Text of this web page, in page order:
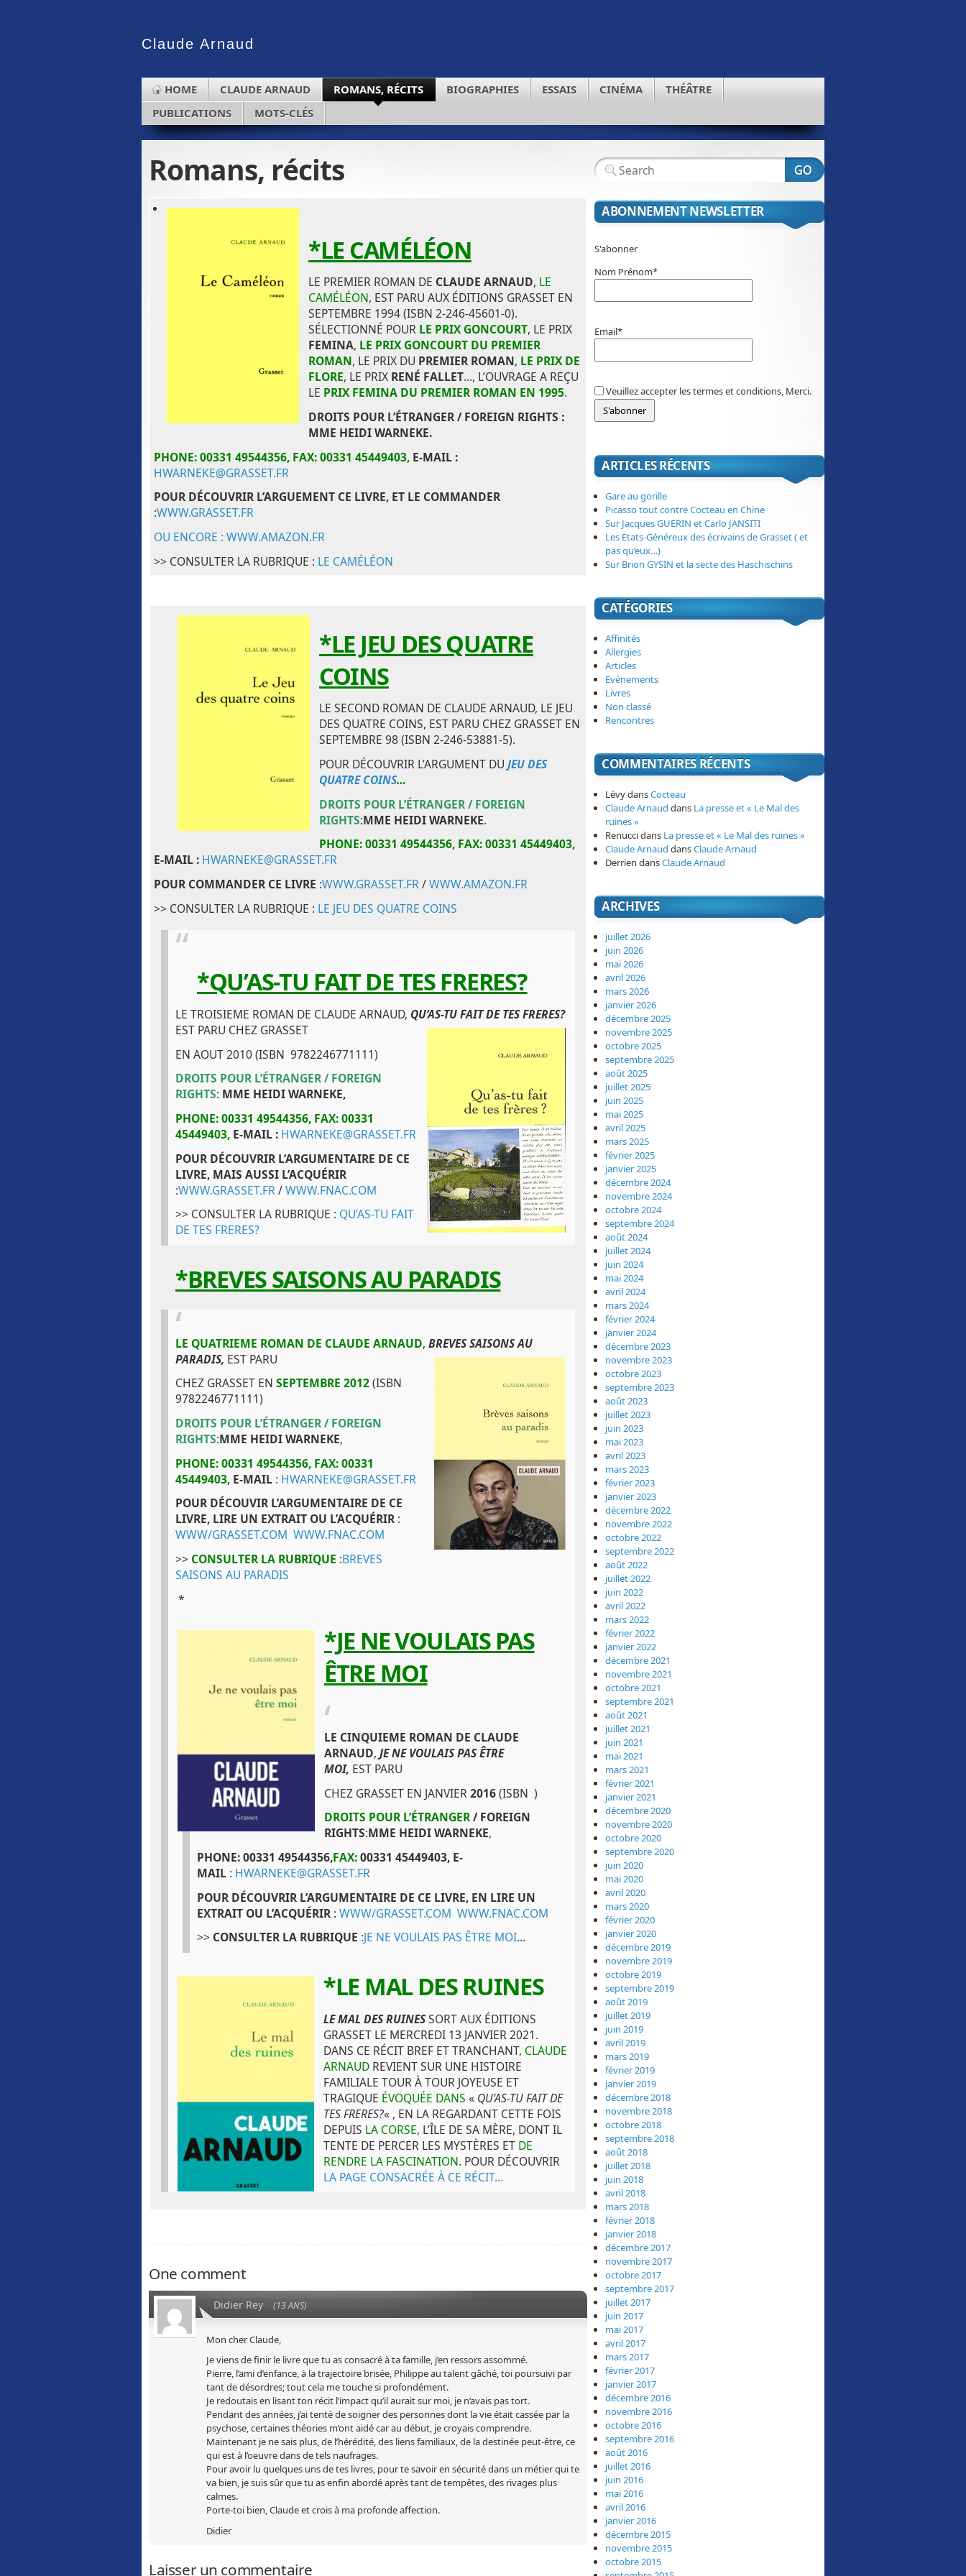
Claude Arnaud
HOME CLAUDE ARNAUD ROMANS, RÉCITS BIOGRAPHIES ESSAIS CINÉMA
THÉÂTRE
PUBLICATIONS
MOTS-CLÉS
Romans, récits
*LE CAMÉLÉON
LE PREMIER ROMAN DE CLAUDE ARNAUD, LE
CAMÉLÉON, EST PARU AUX ÉDITIONS GRASSET EN
SEPTEMBRE 1994 (ISBN 2-246-45601-0).
SÉLECTIONNÉ POUR LE PRIX GONCOURT, LE PRIX
FEMINA, LE PRIX GONCOURT DU PREMIER
ROMAN, LE PRIX DU PREMIER ROMAN, LE PRIX DE
FLORE, LE PRIX RENÉ FALLET…, L’OUVRAGE A REÇU
LE PRIX FEMINA DU PREMIER ROMAN EN 1995.
DROITS POUR L’ÉTRANGER / FOREIGN RIGHTS :
MME HEIDI WARNEKE.
PHONE: 00331 49544356, FAX: 00331 45449403, E-MAIL :
HWARNEKE@GRASSET.FR
POUR DÉCOUVRIR L’ARGUEMENT CE LIVRE, ET LE COMMANDER
:WWW.GRASSET.FR
OU ENCORE : WWW.AMAZON.FR
>> CONSULTER LA RUBRIQUE : LE CAMÉLÉON
*LE JEU DES QUATRE
COINS
LE SECOND ROMAN DE CLAUDE ARNAUD, LE JEU
DES QUATRE COINS, EST PARU CHEZ GRASSET EN
SEPTEMBRE 98 (ISBN 2-246-53881-5).
POUR DÉCOUVRIR L’ARGUMENT DU JEU DES
QUATRE COINS…
DROITS POUR L’ÉTRANGER / FOREIGN
RIGHTS:MME HEIDI WARNEKE.
PHONE: 00331 49544356, FAX: 00331 45449403,
E-MAIL : HWARNEKE@GRASSET.FR
POUR COMMANDER CE LIVRE :WWW.GRASSET.FR/WWW.AMAZON.FR
>> CONSULTER LA RUBRIQUE : LE JEU DES QUATRE COINS
*QU’AS-TU FAIT DE TES FRERES?
LE TROISIEME ROMAN DE CLAUDE ARNAUD, QU’AS-TU FAIT DE TES FRERES?
EST PARU CHEZ GRASSET
EN AOUT 2010 (ISBN 9782246771111)
DROITS POUR L’ÉTRANGER / FOREIGN
RIGHTS: MME HEIDI WARNEKE,
PHONE: 00331 49544356, FAX: 00331
45449403, E-MAIL : HWARNEKE@GRASSET.FR
POUR DÉCOUVRIR L’ARGUMENTAIRE DE CE
LIVRE, MAIS AUSSI L’ACQUÉRIR
:WWW.GRASSET.FR/WWW.FNAC.COM
>> CONSULTER LA RUBRIQUE : QU’AS-TU FAIT
DE TES FRERES?
*BREVES SAISONS AU PARADIS
LE QUATRIEME ROMAN DE CLAUDE ARNAUD, BREVES SAISONS AU
PARADIS, EST PARU
CHEZ GRASSET EN SEPTEMBRE 2012(ISBN
9782246771111)
DROITS POUR L’ÉTRANGER / FOREIGN
RIGHTS:MME HEIDI WARNEKE,
PHONE: 00331 49544356, FAX: 00331
45449403, E-MAIL : HWARNEKE@GRASSET.FR
POUR DÉCOUVIR L’ARGUMENTAIRE DE CE
LIVRE, LIRE UN EXTRAIT OU L’ACQUÉRIR :
WWW/GRASSET.COM WWW.FNAC.COM
>> CONSULTER LA RUBRIQUE :BREVES
SAISONS AU PARADIS
*
*JE NE VOULAIS PAS
ÊTRE MOI
LE CINQUIEME ROMAN DE CLAUDE
ARNAUD, JE NE VOULAIS PAS ÊTRE
MOI, EST PARU
CHEZ GRASSET EN JANVIER2016(ISBN )
DROITS POUR L’ÉTRANGER/ FOREIGN
RIGHTS:MME HEIDI WARNEKE,
PHONE: 00331 49544356,FAX:00331 45449403, E-
MAIL : HWARNEKE@GRASSET.FR
POUR DÉCOUVRIR L’ARGUMENTAIRE DE CE LIVRE, EN LIRE UN
EXTRAIT OU L’ACQUÉRIR : WWW/GRASSET.COM WWW.FNAC.COM
>> CONSULTER LA RUBRIQUE :JE NE VOULAIS PAS ÊTRE MOI…
*LE MAL DES RUINES
LE MAL DES RUINESSORT AUX ÉDITIONS
GRASSET LE MERCREDI 13 JANVIER 2021.
DANS CE RÉCIT BREF ET TRANCHANT, CLAUDE
ARNAUD REVIENT SUR UNE HISTOIRE
FAMILIALE TOUR À TOUR JOYEUSE ET
TRAGIQUE ÉVOQUÉE DANS « QU’AS-TU FAIT DE
TES FRERES?« , EN LA REGARDANT CETTE FOIS
DEPUIS LA CORSE, L’ÎLE DE SA MÈRE, DONT IL
TENTE DE PERCER LES MYSTÈRES ET DE
RENDRE LA FASCINATION. POUR DÉCOUVRIR
LA PAGE CONSACRÉE À CE RÉCIT…
One comment
Didier Rey (13 ANS)
Mon cher Claude,
Je viens de finir le livre que tu as consacré à ta famille, j’en ressors assommé.
Pierre, l’ami d’enfance, à la trajectoire brisée, Philippe au talent gâché, toi poursuivi par
tant de désordres; tout cela me touche si profondément.
Je redoutais en lisant ton récit l’impact qu’il aurait sur moi, je n’avais pas tort.
Pendant des années, j’ai tenté de soigner des personnes dont la vie était cassée par la
psychose, certaines théories m’ont aidé car au début, je croyais comprendre.
Maintenant je ne sais plus, de l’hérédité, des liens familiaux, de la destinée peut-être, ce
qui est à l’oeuvre dans de tels naufrages.
Pour avoir lu quelques uns de tes livres, pour te savoir en sécurité dans un métier qui te
va bien, je suis sûr que tu as enfin abordé après tant de tempêtes, des rivages plus
calmes.
Porte-toi bien, Claude et crois à ma profonde affection.
Didier
Laisser un commentaire
ABONNEMENT NEWSLETTER
S'abonner
Nom Prénom*
Email*
Veuillez accepter les termes et conditions, Merci.
ARTICLES RÉCENTS
Gare au gorille
Picasso tout contre Cocteau en Chine
Sur Jacques GUERIN et Carlo JANSITI
Les Etats-Généreux des écrivains de Grasset ( et
pas qu’eux…)
Sur Brion GYSIN et la secte des Haschischins
CATÉGORIES
Affinités
Allergies
Articles
Evénements
Livres
Non classé
Rencontres
COMMENTAIRES RÉCENTS
LévydansCocteau
Claude Arnaud dans La presse et « Le Mal des
ruines »
Renuccidans La presse et « Le Mal des ruines »
Claude Arnaud dansClaude Arnaud
Derrien dansClaude Arnaud
ARCHIVES
juillet 2026
juin 2026
mai 2026
avril 2026
mars 2026
janvier 2026
décembre 2025
novembre 2025
octobre 2025
septembre 2025
août 2025
juillet 2025
juin 2025
mai 2025
avril 2025
mars 2025
février 2025
janvier 2025
décembre 2024
novembre 2024
octobre 2024
septembre 2024
août 2024
juillet 2024
juin 2024
mai 2024
avril 2024
mars 2024
février 2024
janvier 2024
décembre 2023
novembre 2023
octobre 2023
septembre 2023
août 2023
juillet 2023
juin 2023
mai 2023
avril 2023
mars 2023
février 2023
janvier 2023
décembre 2022
novembre 2022
octobre 2022
septembre 2022
août 2022
juillet 2022
juin 2022
avril 2022
mars 2022
février 2022
janvier 2022
décembre 2021
novembre 2021
octobre 2021
septembre 2021
août 2021
juillet 2021
juin 2021
mai 2021
mars 2021
février 2021
janvier 2021
décembre 2020
novembre 2020
octobre 2020
septembre 2020
juin 2020
mai 2020
avril 2020
mars 2020
février 2020
janvier 2020
décembre 2019
novembre 2019
octobre 2019
septembre 2019
août 2019
juillet 2019
juin 2019
avril 2019
mars 2019
février 2019
janvier 2019
décembre 2018
novembre 2018
octobre 2018
septembre 2018
août 2018
juillet 2018
juin 2018
avril 2018
mars 2018
février 2018
janvier 2018
décembre 2017
novembre 2017
octobre 2017
septembre 2017
juillet 2017
juin 2017
mai 2017
avril 2017
mars 2017
février 2017
janvier 2017
décembre 2016
novembre 2016
octobre 2016
septembre 2016
août 2016
juillet 2016
juin 2016
mai 2016
avril 2016
janvier 2016
décembre 2015
novembre 2015
octobre 2015